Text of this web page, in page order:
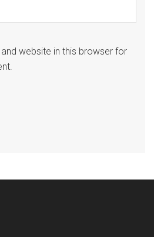
website in this browser for